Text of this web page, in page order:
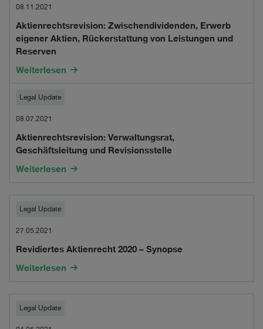
overview
of
the
most
significant
changes
for
private
practical
point
view
Zwischendividenden,
Erwerb
eigener
Aktien,
Rückerstattung
von
Leistungen
und
Reserven
08.11.2021
Aktienrechtsrevision: Zwischendividenden, Erwerb
eigener Aktien, Rückerstattung von Leistungen und
Reserven
Weiterlesen
Aktienrechtsrevision:
Verwaltungsrat,
Geschäftsleitung
und
Legal Update
08.07.2021
Aktienrechtsrevision: Verwaltungsrat,
Geschäftsleitung und Revisionsstelle
Weiterlesen
Revidiertes
Aktienrecht
2020
–
Legal Update
27.05.2021
Revidiertes Aktienrecht 2020 – Synopse
Weiterlesen
Aktienrechtsrevision:
Legal Update